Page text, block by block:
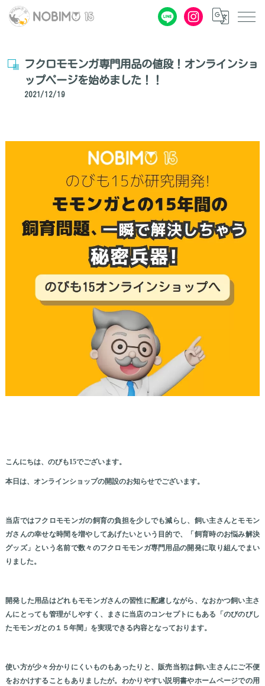
フクロモモンガ専門用品の値段！オンラインショ
ップページを始めました！！
2021/12/19
こんにちは、のびも15でございます。
本日は、オンラインショップの開設のお知らせでございます。
当店ではフクロモモンガの飼育の負担を少しでも減らし、飼い主さんとモモン
ガさんの幸せな時間を増やしてあげたいという目的で、「飼育時のお悩み解決
グッズ」という名前で数々のフクロモモンガ専門用品の開発に取り組んでまい
りました。
開発した用品はどれもモモンガさんの習性に配慮しながら、なおかつ飼い主さ
んにとっても管理がしやすく、まさに当店のコンセプトにもある「のびのびし
たモモンガとの１５年間」を実現できる内容となっております。
使い方が少々分かりにくいものもあったりと、販売当初は飼い主さんにご不便
をおかけすることもありましたが。わかりやすい説明書やホームページでの用